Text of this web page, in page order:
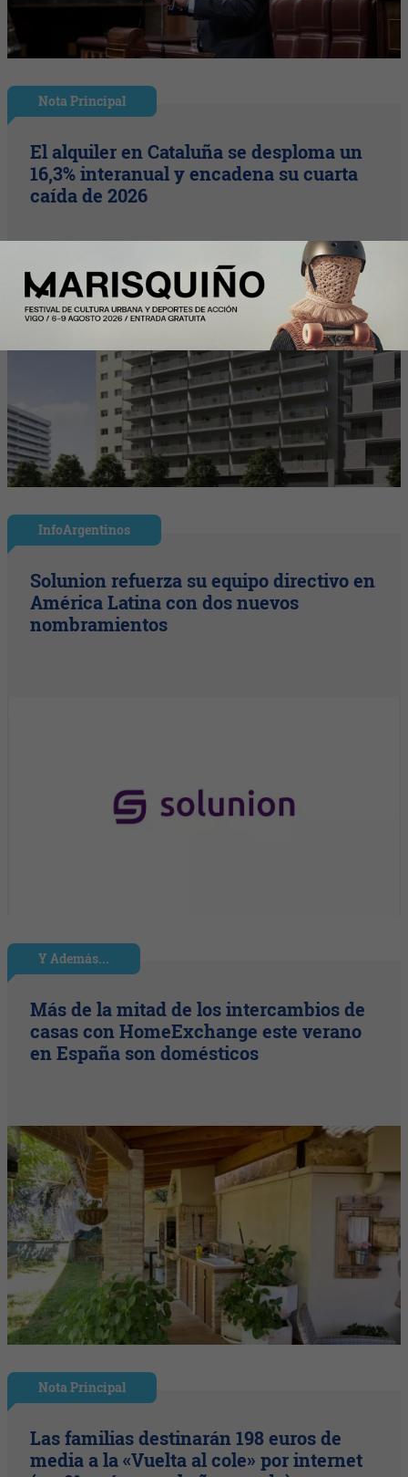
Nota Principal
El alquiler en Cataluña se desploma un
16,3% interanual y encadena su cuarta
caída de 2026
InfoArgentinos
Solunion refuerza su equipo directivo en
América Latina con dos nuevos
nombramientos
Y Además...
Más de la mitad de los intercambios de
casas con HomeExchange este verano
en España son domésticos
Nota Principal
Las familias destinarán 198 euros de
media a la «Vuelta al cole» por internet